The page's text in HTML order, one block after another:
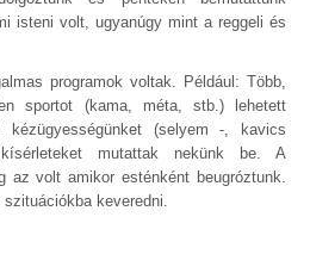
isteni volt, ugyanúgy mint a reggeli és
programok voltak. Például: Több,
sportot (kama, méta, stb.) lehetett
kézügyességünket (selyem -, kavics
mutattak nekünk be. A
az volt amikor esténként beugróztunk.
keveredni.